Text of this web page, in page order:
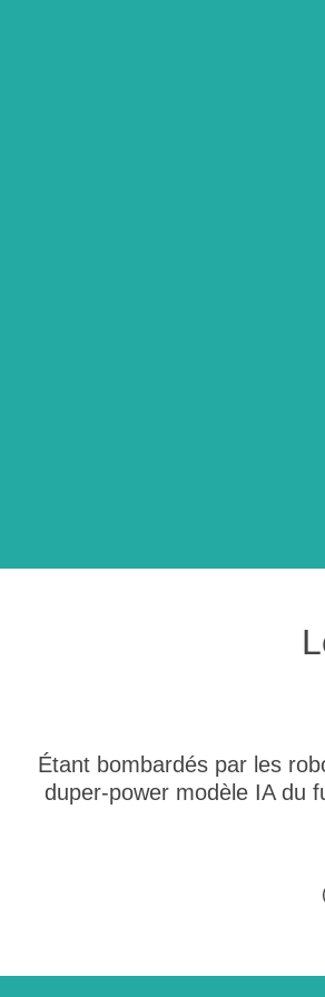
Étant bombardés par les
duper-power modèle IA du